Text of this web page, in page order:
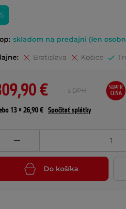
skladom na predajni (len
Bratislava Košice
€ s DPH
SUPER
CENA
13 × 26,90 € Spočítať splátky
Do košíka